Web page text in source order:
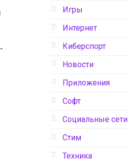
Игры
Интернет
Киберспорт
Новости
Приложения
Софт
Социальные сети
Стим
Техника